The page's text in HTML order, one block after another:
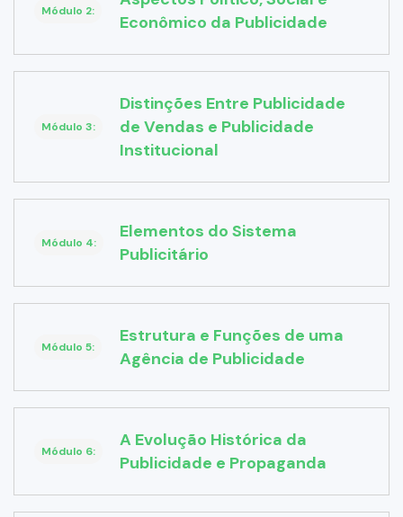
Módulo 2:
Econômico da Publicidade
Módulo 3:
Distinções Entre Publicidade
de Vendas e Publicidade
Institucional
Módulo 4:
Elementos do Sistema
Publicitário
Módulo 5:
Estrutura e Funções de uma
Agência de Publicidade
Módulo 6:
A Evolução Histórica da
Publicidade e Propaganda